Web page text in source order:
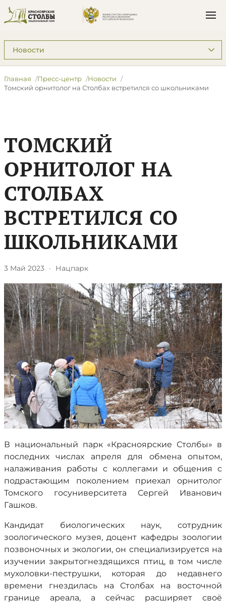
Подразделы: Пресс-центр
Главная Пресс-центр
Новости
​Томский орнитолог на Столбах встретился со школьниками
​ТОМСКИЙ
ОРНИТОЛОГ НА
СТОЛБАХ
ВСТРЕТИЛСЯ СО
ШКОЛЬНИКАМИ
3 Май 2023 · Нацпарк
В национальный парк «Красноярские Столбы» в
последних числах апреля для обмена опытом,
налаживания работы с коллегами и общения с
подрастающим поколением приехал орнитолог
Томского госуниверситета Сергей Иванович
Гашков.
Кандидат биологических наук, сотрудник
зоологического музея, доцент кафедры зоологии
позвоночных и экологии, он специализируется на
изучении закрытогнездящихся птиц, в том числе
мухоловки-пеструшки, которая до недавнего
времени гнездилась на Столбах на восточной
границе ареала, а сейчас расширяет своё